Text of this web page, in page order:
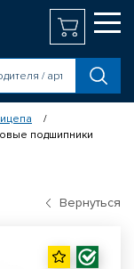
/
подшипники
Вернуться